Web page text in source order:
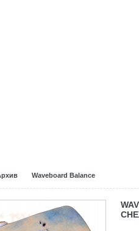
Waveboard Balance